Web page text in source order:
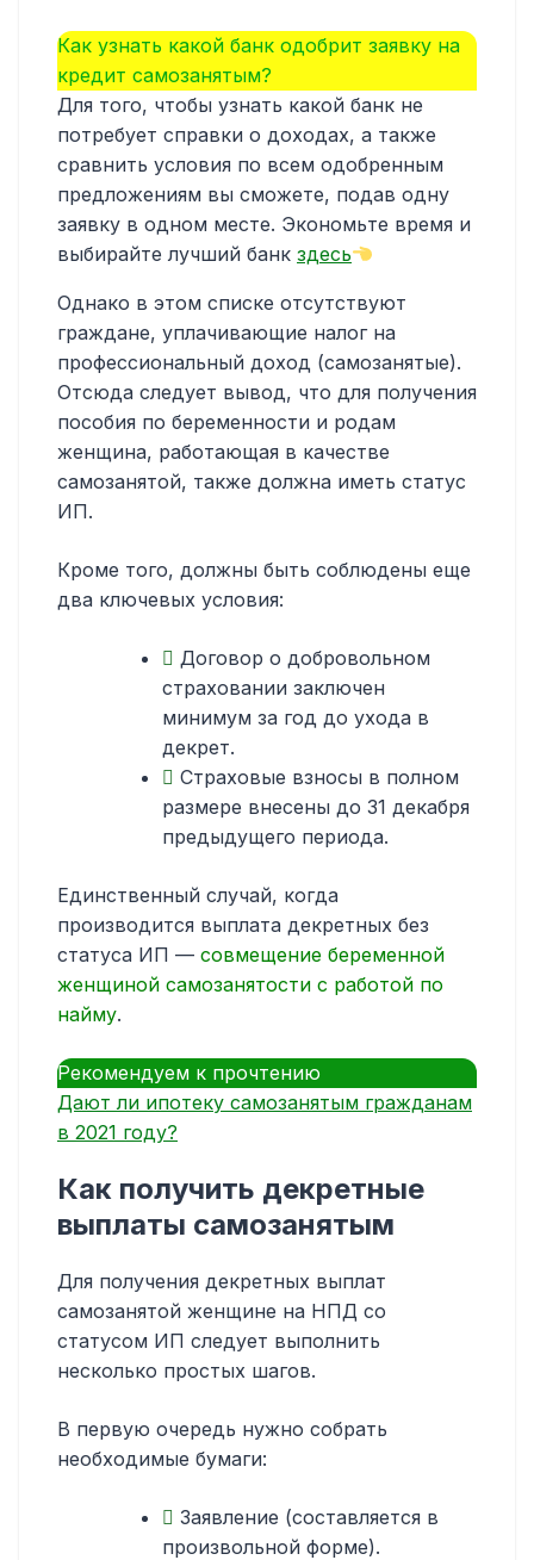
Как узнать какой банк одобрит заявку на
кредит самозанятым?
Для того, чтобы узнать какой банк не
потребует справки о доходах, а также
сравнить условия по всем одобренным
предложениям вы сможете, подав одну
заявку в одном месте. Экономьте время и
выбирайте лучший банк здесь
Однако в этом списке отсутствуют
граждане, уплачивающие налог на
профессиональный доход (самозанятые).
Отсюда следует вывод, что для получения
пособия по беременности и родам
женщина, работающая в качестве
самозанятой, также должна иметь статус
ИП.
Кроме того, должны быть соблюдены еще
два ключевых условия:
Договор о добровольном
страховании заключен
минимум за год до ухода в
декрет.
Страховые взносы в полном
размере внесены до 31 декабря
предыдущего периода.
Единственный случай, когда
производится выплата декретных без
статуса ИП — совмещение беременной
женщиной самозанятости с работой по
найму.
Рекомендуем к прочтению
Дают ли ипотеку самозанятым гражданам
в 2021 году?
Как получить декретные
выплаты самозанятым
Для получения декретных выплат
самозанятой женщине на НПД со
статусом ИП следует выполнить
несколько простых шагов.
В первую очередь нужно собрать
необходимые бумаги:
Заявление (составляется в
произвольной форме).